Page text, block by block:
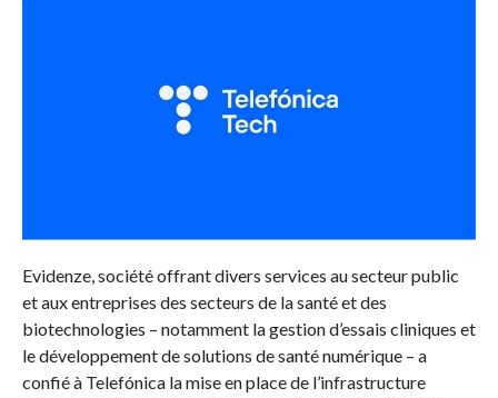
Evidenze, société offrant divers services au secteur public
et aux entreprises des secteurs de la santé et des
biotechnologies – notamment la gestion d’essais cliniques et
le développement de solutions de santé numérique – a
confié à Telefónica la mise en place de l’infrastructure